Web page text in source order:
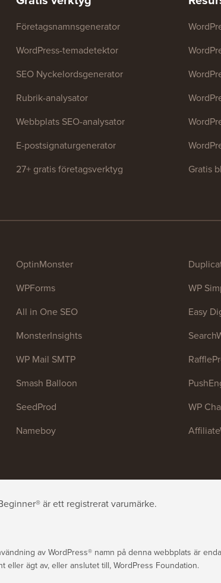
Företagsnamnsgenerator
WordPress-temadetektor
SEO Nyckelordsgenerator
Rubrik-analysator
Webbplats SEO-analysator
E-postsignaturgenerator
27+ gratis företagsverktyg
Gratis
OptinMonster
WPForms
All in One SEO
MonsterInsights
WP Mail SMTP
Smash Balloon
SeedProd
Nameboy
WP
Easy
WP
är ett registrerat varumärke.
av WordPress® namn på denna webbplats är
ägt av, eller anslutet till, WordPress Foundation.